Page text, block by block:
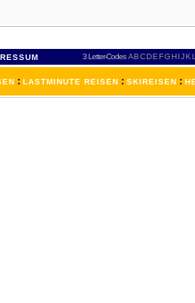
3 Letter-Codes ABCDEFGH IJKL
: LASTMINUTE REISEN : SKIREISEN :